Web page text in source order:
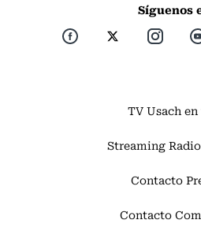
Síguenos
TV Usach
Streaming
Contacto
Contacto